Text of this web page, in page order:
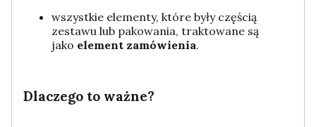
wszystkie elementy, które były częścią
zestawu lub pakowania, traktowane są
jako element zamówienia.
Dlaczego to ważne?